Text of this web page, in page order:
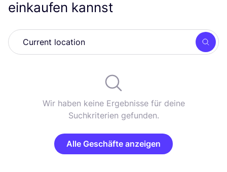
einkaufen kannst
Wir haben keine Ergebnisse für deine
Suchkriterien gefunden.
Alle Geschäfte anzeigen